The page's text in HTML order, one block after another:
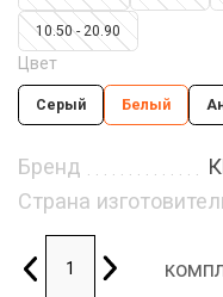
10.50 - 20.90
Цвет
Серый Белый
Бренд
Страна